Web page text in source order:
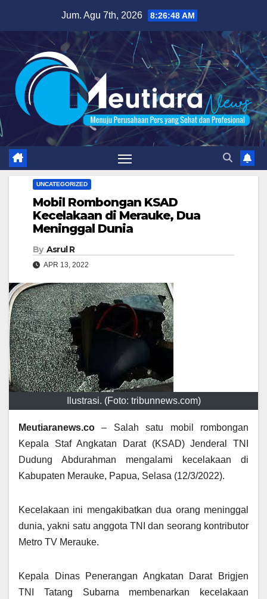
content
Jum. Agu 7th, 2026 8:26:49 AM
UNCATEGORIZED
Mobil Rombongan KSAD
Kecelakaan di Merauke, Dua
Meninggal Dunia
By Asrul R
APR 13, 2022
Ilustrasi. (Foto: tribunnews.com)
Meutiaranews.co – Salah satu mobil rombongan
Kepala Staf Angkatan Darat (KSAD) Jenderal TNI
Dudung Abdurahman mengalami kecelakaan di
Kabupaten Merauke, Papua, Selasa (12/3/2022).
Kecelakaan ini mengakibatkan dua orang meninggal
dunia, yakni satu anggota TNI dan seorang kontributor
Metro TV Merauke.
Kepala Dinas Penerangan Angkatan Darat Brigjen
TNI Tatang Subarna membenarkan kecelakaan